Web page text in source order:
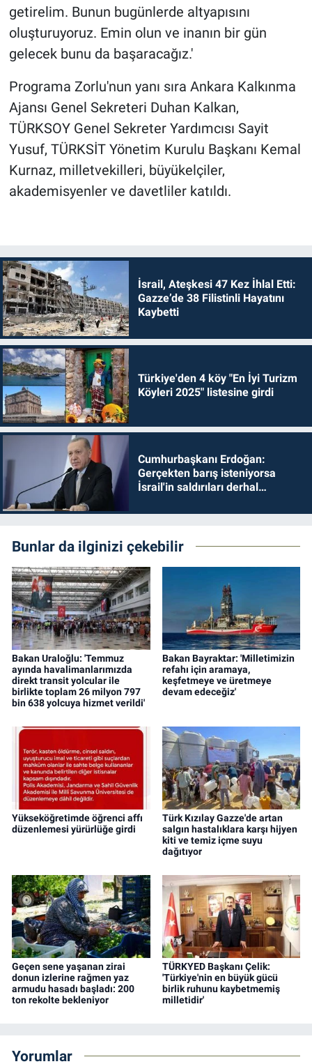
getirelim. Bunun bugünlerde altyapısını
oluşturuyoruz. Emin olun ve inanın bir gün
gelecek bunu da başaracağız.'
Programa Zorlu'nun yanı sıra Ankara Kalkınma
Ajansı Genel Sekreteri Duhan Kalkan,
TÜRKSOY Genel Sekreter Yardımcısı Sayit
Yusuf, TÜRKSİT Yönetim Kurulu Başkanı Kemal
Kurnaz, milletvekilleri, büyükelçiler,
akademisyenler ve davetliler katıldı.
İsrail, Ateşkesi 47 Kez İhlal Etti:
Gazze’de 38 Filistinli Hayatını
Kaybetti
Türkiye'den 4 köy "En İyi Turizm
Köyleri 2025" listesine girdi
Cumhurbaşkanı Erdoğan:
Gerçekten barış isteniyorsa
İsrail'in saldırıları derhal
Bunlar da ilginizi çekebilir
Bakan Uraloğlu: 'Temmuz
ayında havalimanlarımızda
direkt transit yolcular ile
birlikte toplam 26 milyon 797
bin 638 yolcuya hizmet verildi'
Bakan Bayraktar: 'Milletimizin
refahı için aramaya,
keşfetmeye ve üretmeye
devam edeceğiz'
Yükseköğretimde öğrenci affı
düzenlemesi yürürlüğe girdi
Türk Kızılay Gazze'de artan
salgın hastalıklara karşı hijyen
kiti ve temiz içme suyu
dağıtıyor
Geçen sene yaşanan zirai
donun izlerine rağmen yaz
armudu hasadı başladı: 200
ton rekolte bekleniyor
TÜRKYED Başkanı Çelik:
'Türkiye'nin en büyük gücü
birlik ruhunu kaybetmemiş
milletidir'
Yorumlar